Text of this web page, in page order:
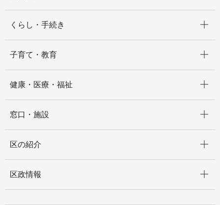
くらし・手続き
子育て・教育
健康・医療・福祉
窓口・施設
区の紹介
区政情報